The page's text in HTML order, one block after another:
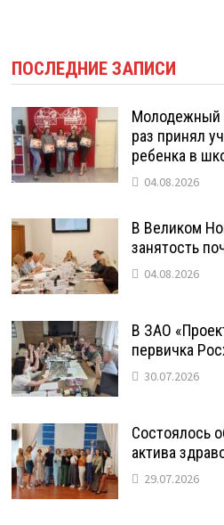
ПОСЛЕДНИЕ ЗАПИСИ
Молодежный
раз принял
ребенка в
04.08.2026
В Великом
занятость
04.08.2026
В ЗАО
первичка
30.07.2026
Состоялось
актива
29.07.2026